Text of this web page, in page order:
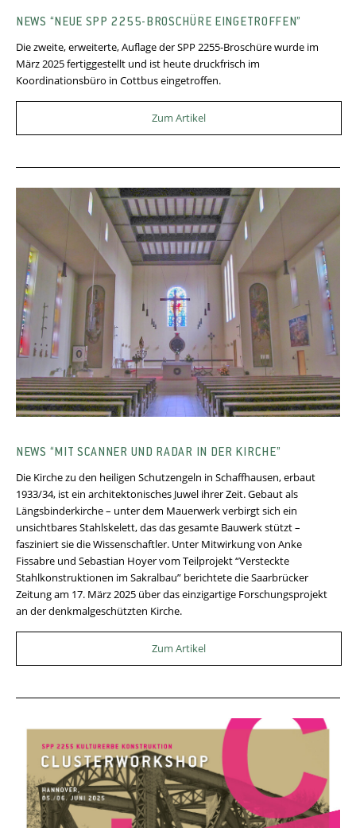
NEWS “NEUE SPP 2255-BROSCHÜRE EINGETROFFEN”
Die zweite, erweiterte, Auflage der SPP 2255-Broschüre wurde im
März 2025 fertiggestellt und ist heute druckfrisch im
Koordinationsbüro in Cottbus eingetroffen.
Zum Artikel
NEWS “MIT SCANNER UND RADAR IN DER KIRCHE”
Die Kirche zu den heiligen Schutzengeln in Schaffhausen, erbaut
1933/34, ist ein architektonisches Juwel ihrer Zeit. Gebaut als
Längsbinderkirche – unter dem Mauerwerk verbirgt sich ein
unsichtbares Stahlskelett, das das gesamte Bauwerk stützt –
fasziniert sie die Wissenschaftler. Unter Mitwirkung von Anke
Fissabre und Sebastian Hoyer vom Teilprojekt “Versteckte
Stahlkonstruktionen im Sakralbau” berichtete die Saarbrücker
Zeitung am 17. März 2025 über das einzigartige Forschungsprojekt
an der denkmalgeschützten Kirche.
Zum Artikel